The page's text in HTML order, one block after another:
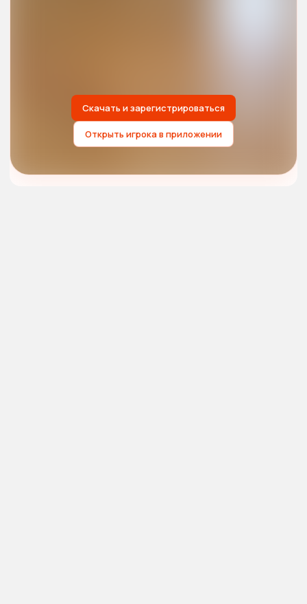
Скачать и зарегистрироваться
Открыть игрока в приложении